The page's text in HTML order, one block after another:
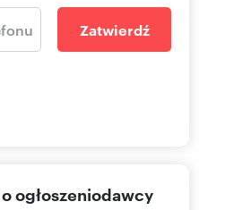
Zatwierdź
ogłoszeniodawcy